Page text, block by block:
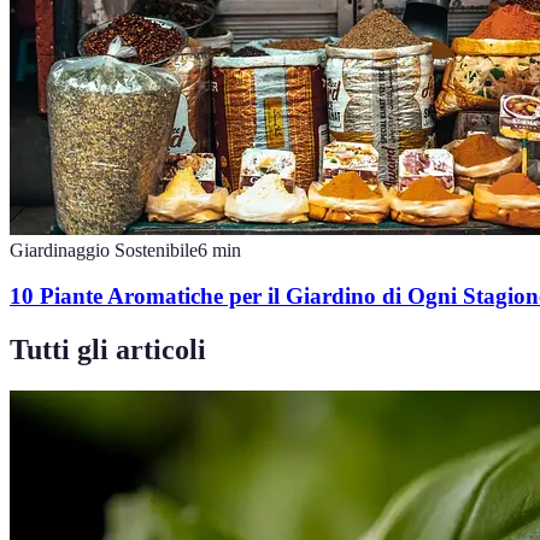
Giardinaggio Sostenibile6 min
10 Piante Aromatiche per il Giardino di Ogni
Tutti gli articoli